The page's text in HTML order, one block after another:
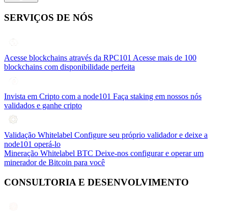
SERVIÇOS DE NÓS
Acesse blockchains através da RPC101 Acesse mais de 100
blockchains com disponibilidade perfeita
Invista em Cripto com a node101 Faça staking em nossos nós
validados e ganhe cripto
Validação Whitelabel Configure seu próprio validador e deixe a
node101 operá-lo
Mineração Whitelabel BTC Deixe-nos configurar e operar um
minerador de Bitcoin para você
CONSULTORIA E DESENVOLVIMENTO